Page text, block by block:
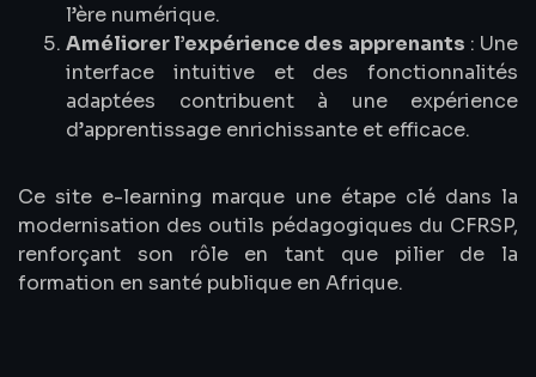
l’ère numérique.
Améliorer l’expérience des apprenants : Une
interface intuitive et des fonctionnalités
adaptées contribuent à une expérience
d’apprentissage enrichissante et efficace.
Ce site e-learning marque une étape clé dans la
modernisation des outils pédagogiques du CFRSP,
renforçant son rôle en tant que pilier de la
formation en santé publique en Afrique.